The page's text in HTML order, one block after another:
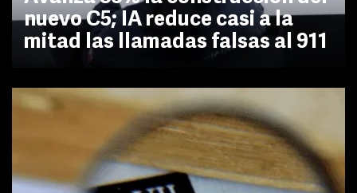
nuevo C5; IA reduce casi a la
mitad las llamadas falsas al 911